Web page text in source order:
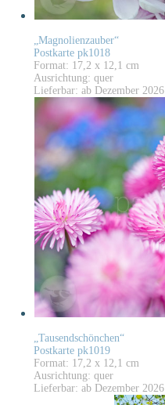
„Magnolienzauber“
Postkarte pk1018
Format: 17,2 x 12,1 cm
Ausrichtung: quer
Lieferbar: ab Dezember 2026
„Tausendschönchen“
Postkarte pk1019
Format: 17,2 x 12,1 cm
Ausrichtung: quer
Lieferbar: ab Dezember 2026